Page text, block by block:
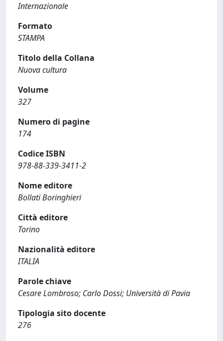
Internazionale
Formato
STAMPA
Titolo della Collana
Nuova cultura
Volume
327
Numero di pagine
174
Codice ISBN
978-88-339-3411-2
Nome editore
Bollati Boringhieri
Città editore
Torino
Nazionalità editore
ITALIA
Parole chiave
Cesare Lombroso; Carlo Dossi; Università di Pavia
Tipologia sito docente
276